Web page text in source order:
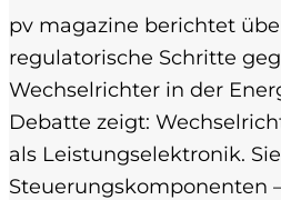
pv magazine berichtet
regulatorische Schritte
Wechselrichter in der
Debatte zeigt:
als Leistungselektronik.
Steuerungskomponenten